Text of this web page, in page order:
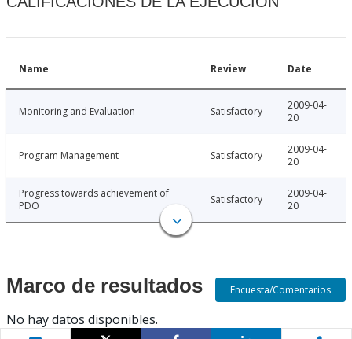
Name Review Date
Monitoring and Evaluation Satisfactory
2009-04-
20
Program Management Satisfactory
2009-04-
20
Progress towards achievement of
PDO
Satisfactory
2009-04-
20
Marco de resultados
No hay datos disponibles.
Encuesta/Comentarios